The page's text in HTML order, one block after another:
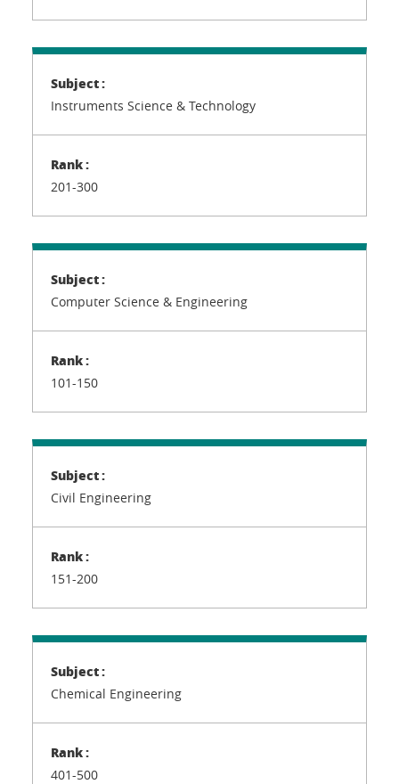
Instruments Science & Technology
201-300
Computer Science & Engineering
101-150
Civil Engineering
151-200
Chemical Engineering
401-500